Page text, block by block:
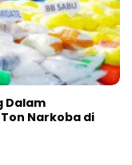
Dalam
Narkoba di